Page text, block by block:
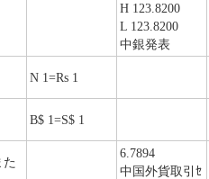
H 123.8200
L 123.8200
中銀発表
N 1=Rs 1
B$ 1=S$ 1
た
6.7894
中国外貨取引ｾ